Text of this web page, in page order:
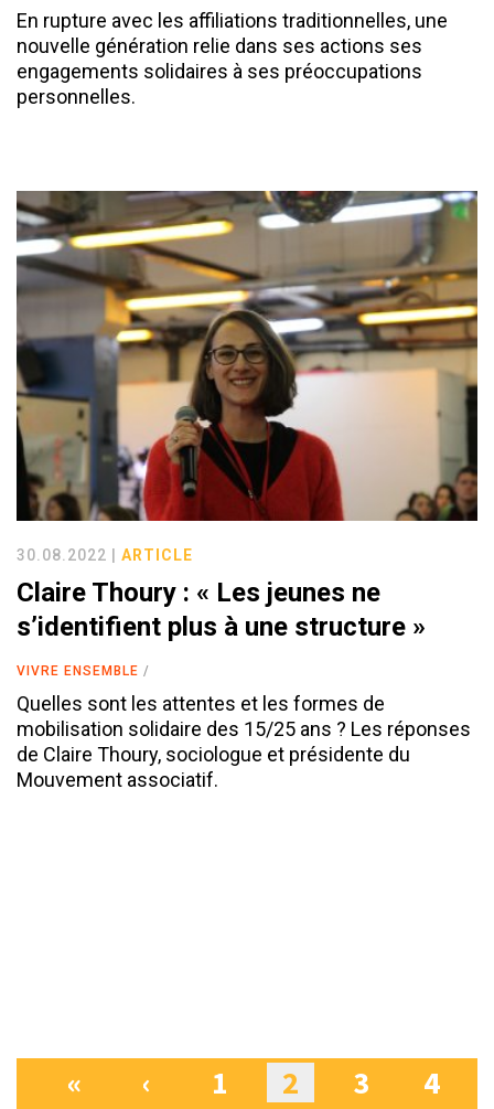
En rupture avec les affiliations traditionnelles, une
nouvelle génération relie dans ses actions ses
engagements solidaires à ses préoccupations
personnelles.
30.08.2022 | ARTICLE
Claire Thoury : « Les jeunes ne
s’identifient plus à une structure »
VIVRE ENSEMBLE
Quelles sont les attentes et les formes de
mobilisation solidaire des 15/25 ans ? Les réponses
de Claire Thoury, sociologue et présidente du
Mouvement associatif.
« ‹ 1 2 3
4